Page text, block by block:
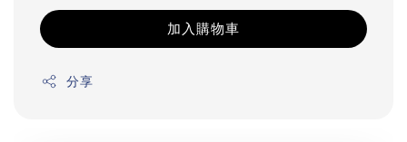
加入購物車
分享